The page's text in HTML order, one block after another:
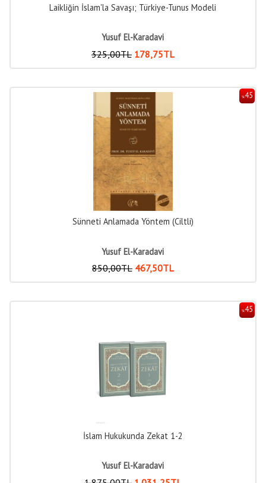
Laikliğin İslam'la Savaşı; Türkiye-Tunus Modeli
Yusuf El-Karadavi
325,00TL 178,75TL
%45
Sünneti Anlamada Yöntem (Ciltli)
Yusuf El-Karadavi
850,00TL 467,50TL
%45
İslam Hukukunda Zekat 1-2
Yusuf El-Karadavi